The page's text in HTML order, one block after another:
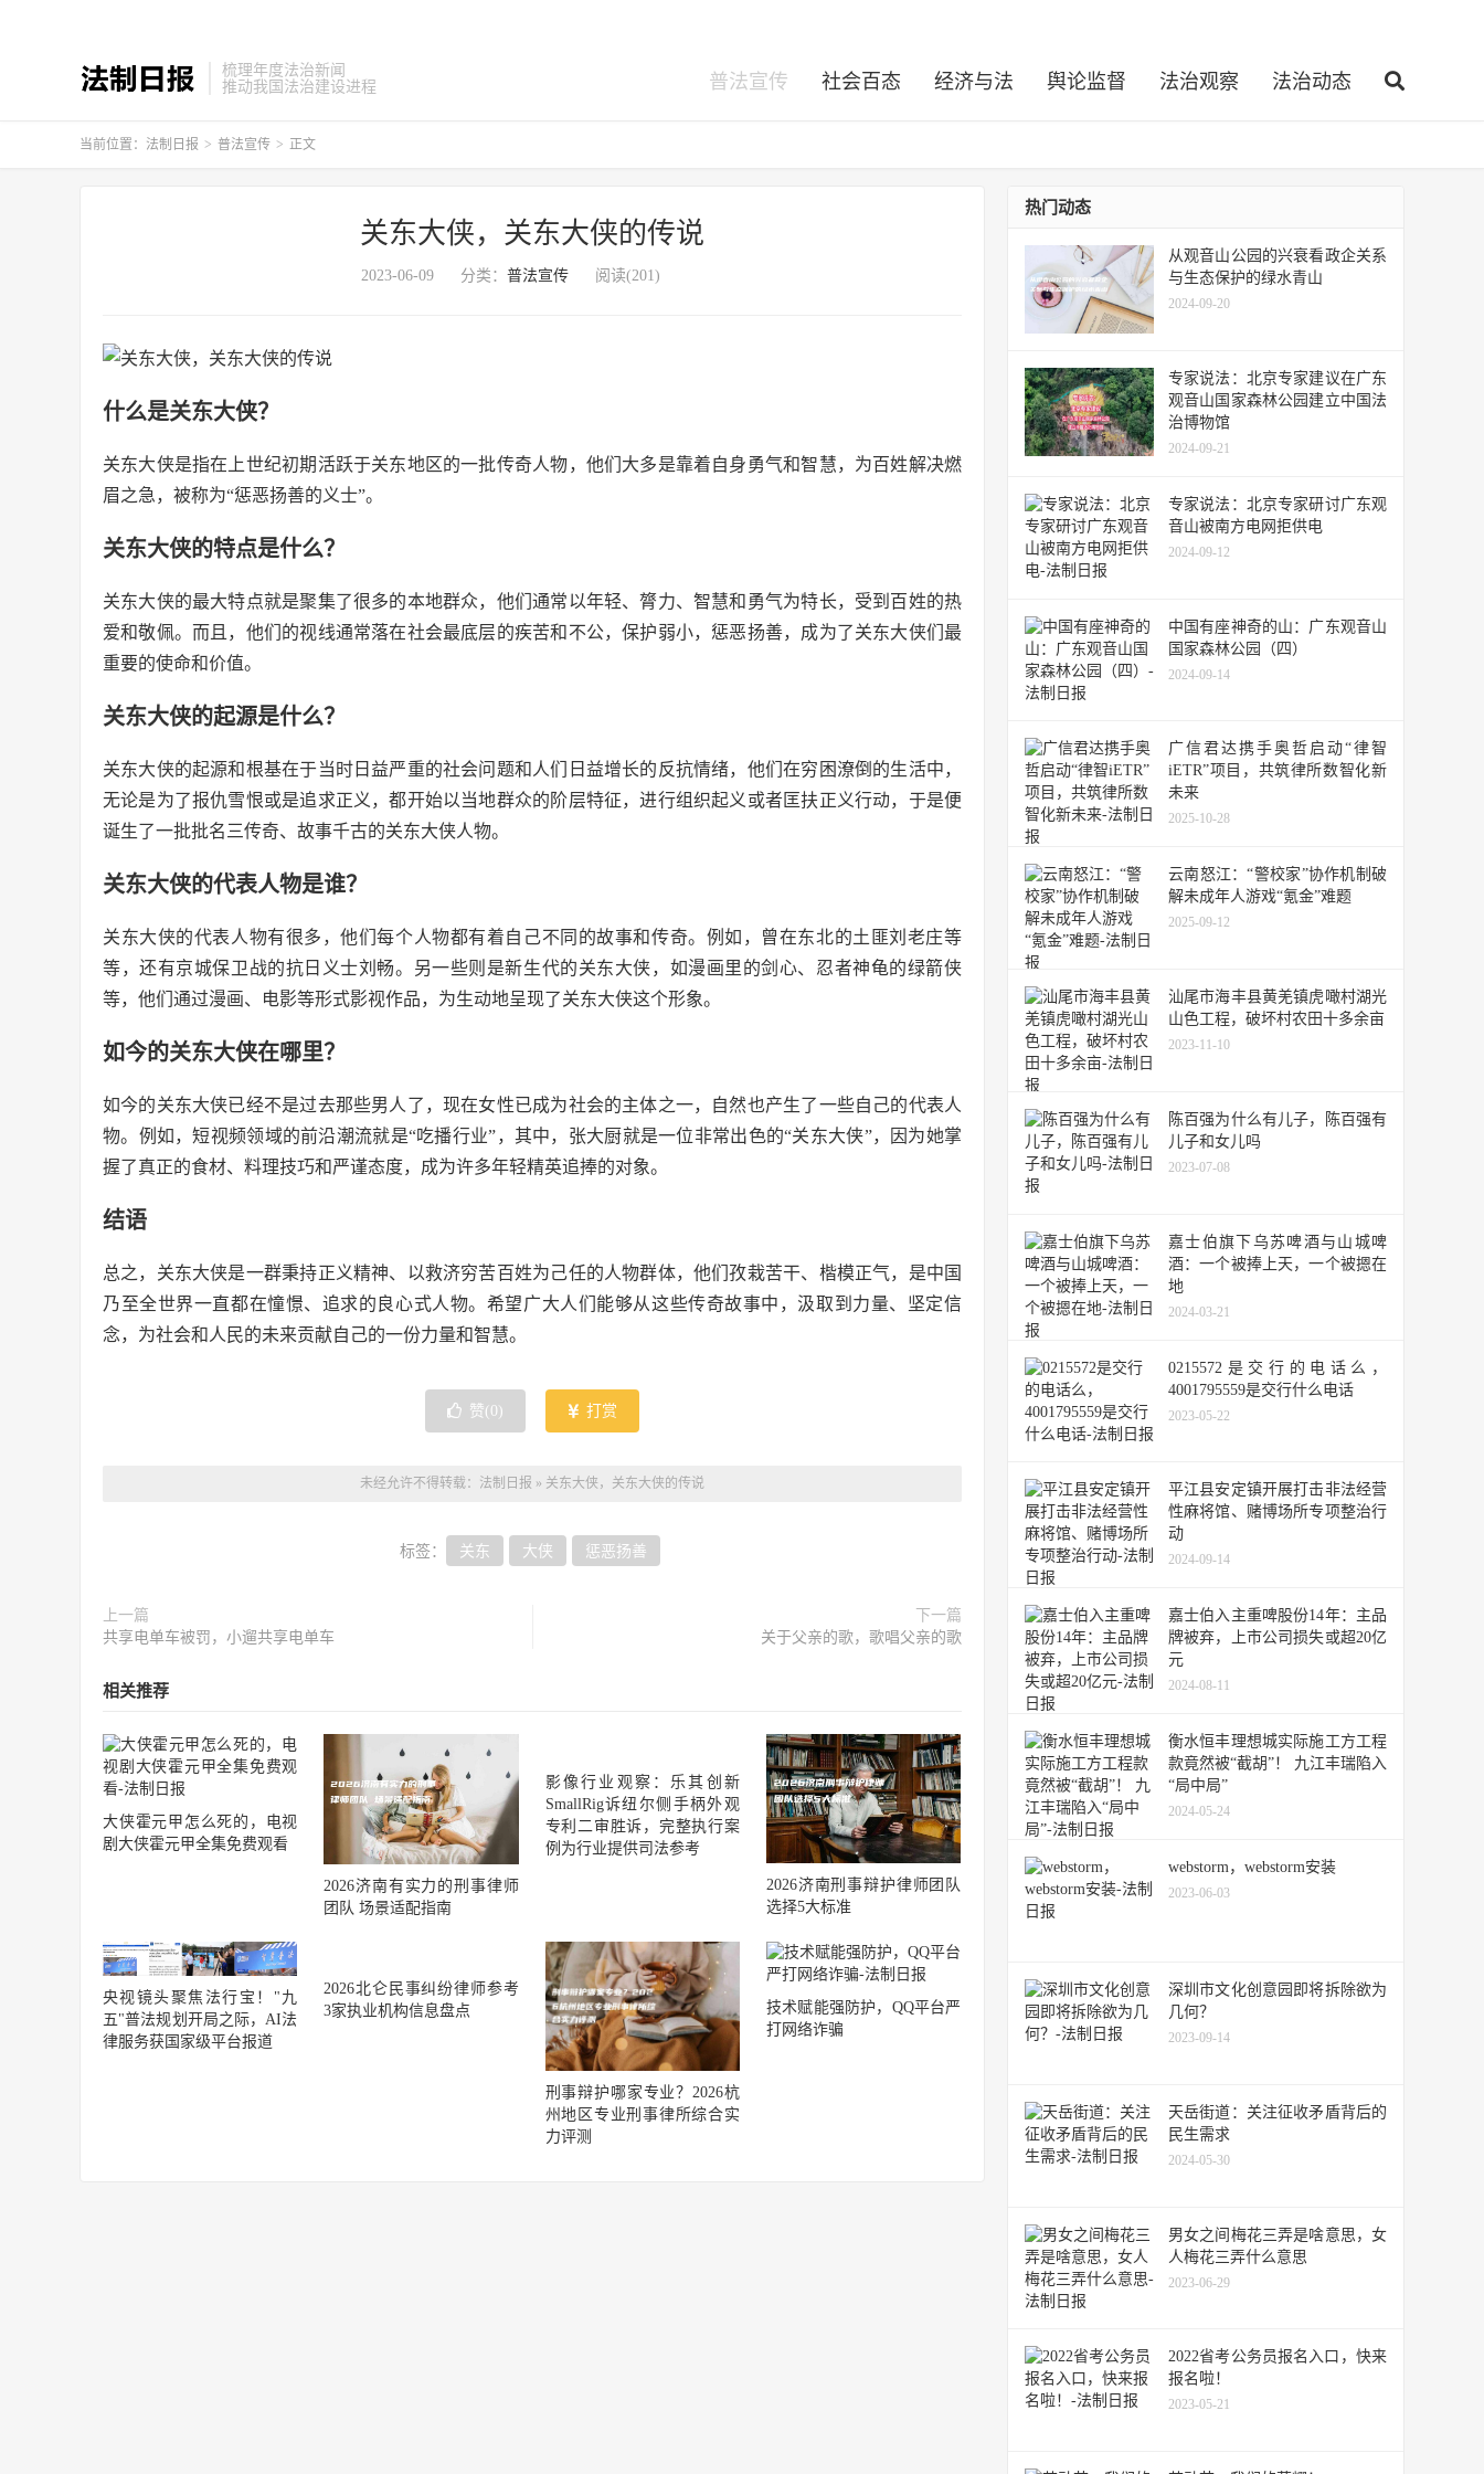
梳理年度法治新闻
推动我国法治建设进程
普法宣传 社会百态 经济与法 舆论监督 法治观察 法治动态
当前位置： 法制日报 > 普法宣传 > 正文
关东大侠，关东大侠的传说
2023-06-09 分类： 普法宣传 阅读(201)
什么是关东大侠？
关东大侠是指在上世纪初期活跃于关东地区的一批传奇人物，他们大多是靠着自身勇气和智慧，为百姓解决燃
眉之急，被称为“惩恶扬善的义士”。
关东大侠的特点是什么？
关东大侠的最大特点就是聚集了很多的本地群众，他们通常以年轻、膂力、智慧和勇气为特长，受到百姓的热
爱和敬佩。而且，他们的视线通常落在社会最底层的疾苦和不公，保护弱小，惩恶扬善，成为了关东大侠们最
重要的使命和价值。
关东大侠的起源是什么？
关东大侠的起源和根基在于当时日益严重的社会问题和人们日益增长的反抗情绪，他们在穷困潦倒的生活中，
无论是为了报仇雪恨或是追求正义，都开始以当地群众的阶层特征，进行组织起义或者匡扶正义行动，于是便
诞生了一批批名三传奇、故事千古的关东大侠人物。
关东大侠的代表人物是谁？
关东大侠的代表人物有很多，他们每个人物都有着自己不同的故事和传奇。例如，曾在东北的土匪刘老庄等
等，还有京城保卫战的抗日义士刘畅。另一些则是新生代的关东大侠，如漫画里的剑心、忍者神龟的绿箭侠
等，他们通过漫画、电影等形式影视作品，为生动地呈现了关东大侠这个形象。
如今的关东大侠在哪里？
如今的关东大侠已经不是过去那些男人了，现在女性已成为社会的主体之一，自然也产生了一些自己的代表人
物。例如，短视频领域的前沿潮流就是“吃播行业”，其中，张大厨就是一位非常出色的“关东大侠”，因为她掌
握了真正的食材、料理技巧和严谨态度，成为许多年轻精英追捧的对象。
结语
总之，关东大侠是一群秉持正义精神、以救济穷苦百姓为己任的人物群体，他们孜栽苦干、楷模正气，是中国
乃至全世界一直都在憧憬、追求的良心式人物。希望广大人们能够从这些传奇故事中，汲取到力量、坚定信
念，为社会和人民的未来贡献自己的一份力量和智慧。
赞( 0 ) 打赏
未经允许不得转载： 法制日报 » 关东大侠，关东大侠的传说
标签： 关东 大侠 惩恶扬善
上一篇
共享电单车被罚，小遛共享电单车
下一篇
关于父亲的歌，歌唱父亲的歌
相关推荐
大侠霍元甲怎么死的，电视
剧大侠霍元甲全集免费观看
2026济南有实力的刑事律师
团队 场景适配指南
影像行业观察：乐其创新
SmallRig诉纽尔侧手柄外观
专利二审胜诉，完整执行案
例为行业提供司法参考
2026济南刑事辩护律师团队
选择5大标准
央视镜头聚焦法行宝！"九
五"普法规划开局之际，AI法
律服务获国家级平台报道
2026北仑民事纠纷律师参考
3家执业机构信息盘点
刑事辩护哪家专业？2026杭
州地区专业刑事律所综合实
力评测
技术赋能强防护，QQ平台严
打网络诈骗
热门动态
从观音山公园的兴衰看政企关系
与生态保护的绿水青山
2024-09-20
专家说法：北京专家建议在广东
观音山国家森林公园建立中国法
治博物馆
2024-09-21
专家说法：北京专家研讨广东观
音山被南方电网拒供电
2024-09-12
中国有座神奇的山：广东观音山
国家森林公园（四）
2024-09-14
广信君达携手奥哲启动“律智
iETR”项目，共筑律所数智化新
未来
2025-10-28
云南怒江：“警校家”协作机制破
解未成年人游戏“氪金”难题
2025-09-12
汕尾市海丰县黄羌镇虎噉村湖光
山色工程，破坏村农田十多余亩
2023-11-10
陈百强为什么有儿子，陈百强有
儿子和女儿吗
2023-07-08
嘉士伯旗下乌苏啤酒与山城啤
酒：一个被捧上天，一个被摁在
地
2024-03-21
0215572是交行的电话么，
4001795559是交行什么电话
2023-05-22
平江县安定镇开展打击非法经营
性麻将馆、赌博场所专项整治行
动
2024-09-14
嘉士伯入主重啤股份14年：主品
牌被弃，上市公司损失或超20亿
元
2024-08-11
衡水恒丰理想城实际施工方工程
款竟然被“截胡”！ 九江丰瑞陷入
“局中局”
2024-05-24
webstorm，webstorm安装
2023-06-03
深圳市文化创意园即将拆除欲为
几何？
2023-09-14
天岳街道：关注征收矛盾背后的
民生需求
2024-05-30
男女之间梅花三弄是啥意思，女
人梅花三弄什么意思
2023-06-29
2022省考公务员报名入口，快来
报名啦！
2023-05-21